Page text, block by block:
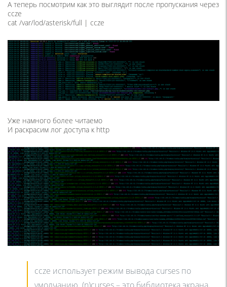
А теперь посмотрим как это выглядит после пропускания через
ccze
cat /var/lod/asterisk/full | ccze
Уже намного более читаемо
И раскрасим лог доступа к http
ccze использует режим вывода curses по